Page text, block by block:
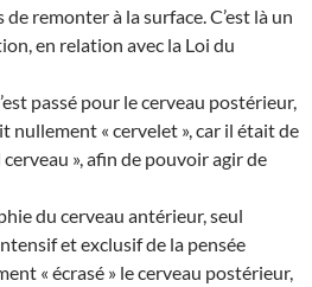
remonter à la surface. C’est là un
en relation avec la Loi du
passé pour le cerveau postérieur,
nullement « cervelet », car il était de
», afin de pouvoir agir de
du cerveau antérieur, seul
et exclusif de la pensée
« écrasé » le cerveau postérieur,